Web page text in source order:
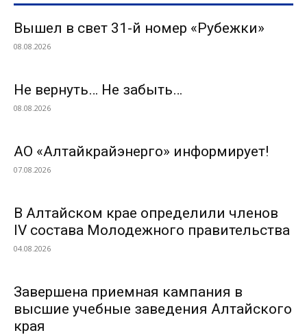
Вышел в свет 31-й номер «Рубежки»
08.08.2026
Не вернуть… Не забыть…
08.08.2026
АО «Алтайкрайэнерго» информирует!
07.08.2026
В Алтайском крае определили членов
IV состава Молодежного правительства
04.08.2026
Завершена приемная кампания в
высшие учебные заведения Алтайского
края